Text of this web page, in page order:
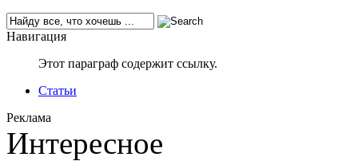
Навигация
Этот параграф содержит ссылку.
Статьи
Реклама
Интересное